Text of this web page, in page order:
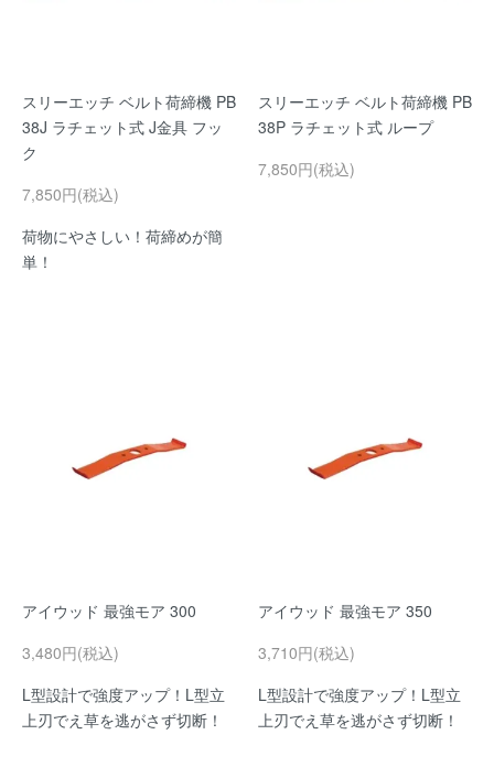
スリーエッチ ベルト荷締機 PB
38J ラチェット式 J金具 フッ
ク
7,850円(税込)
荷物にやさしい！荷締めが簡
単！
スリーエッチ ベルト荷締機 PB
38P ラチェット式 ループ
7,850円(税込)
アイウッド 最強モア 300
3,480円(税込)
L型設計で強度アップ！L型立
上刃でえ草を逃がさず切断！
アイウッド 最強モア 350
3,710円(税込)
L型設計で強度アップ！L型立
上刃でえ草を逃がさず切断！